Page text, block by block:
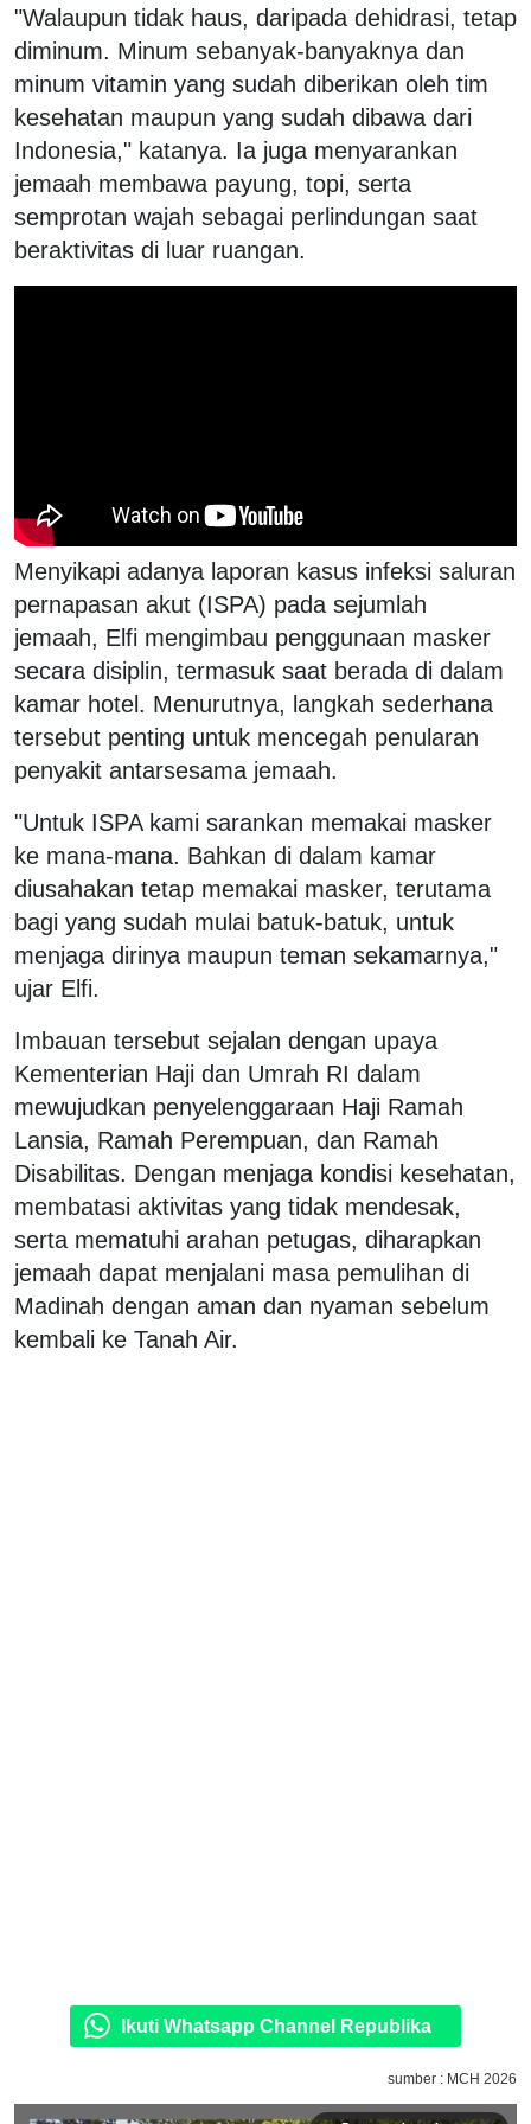
"Walaupun tidak haus, daripada dehidrasi, tetap
diminum. Minum sebanyak-banyaknya dan
minum vitamin yang sudah diberikan oleh tim
kesehatan maupun yang sudah dibawa dari
Indonesia," katanya. Ia juga menyarankan
jemaah membawa payung, topi, serta
semprotan wajah sebagai perlindungan saat
beraktivitas di luar ruangan.
Menyikapi adanya laporan kasus infeksi saluran
pernapasan akut (ISPA) pada sejumlah
jemaah, Elfi mengimbau penggunaan masker
secara disiplin, termasuk saat berada di dalam
kamar hotel. Menurutnya, langkah sederhana
tersebut penting untuk mencegah penularan
penyakit antarsesama jemaah.
"Untuk ISPA kami sarankan memakai masker
ke mana-mana. Bahkan di dalam kamar
diusahakan tetap memakai masker, terutama
bagi yang sudah mulai batuk-batuk, untuk
menjaga dirinya maupun teman sekamarnya,"
ujar Elfi.
Imbauan tersebut sejalan dengan upaya
Kementerian Haji dan Umrah RI dalam
mewujudkan penyelenggaraan Haji Ramah
Lansia, Ramah Perempuan, dan Ramah
Disabilitas. Dengan menjaga kondisi kesehatan,
membatasi aktivitas yang tidak mendesak,
serta mematuhi arahan petugas, diharapkan
jemaah dapat menjalani masa pemulihan di
Madinah dengan aman dan nyaman sebelum
kembali ke Tanah Air.
Ikuti Whatsapp Channel Republika
sumber : MCH 2026